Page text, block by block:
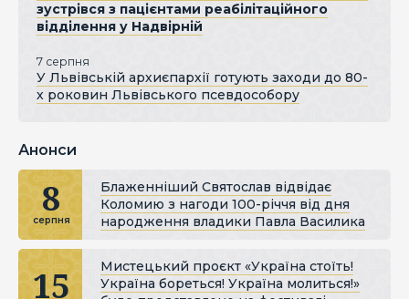
зустрівся з пацієнтами реабілітаційного
відділення у Надвірній
7 серпня
У Львівській архиєпархії готують заходи до 80-
х роковин Львівського псевдособору
Анонси
8
серпня
Блаженніший Святослав відвідає
Коломию з нагоди 100-річчя від дня
народження владики Павла Василика
15
Мистецький проєкт «Україна стоїть!
Україна бореться! Україна молиться!»